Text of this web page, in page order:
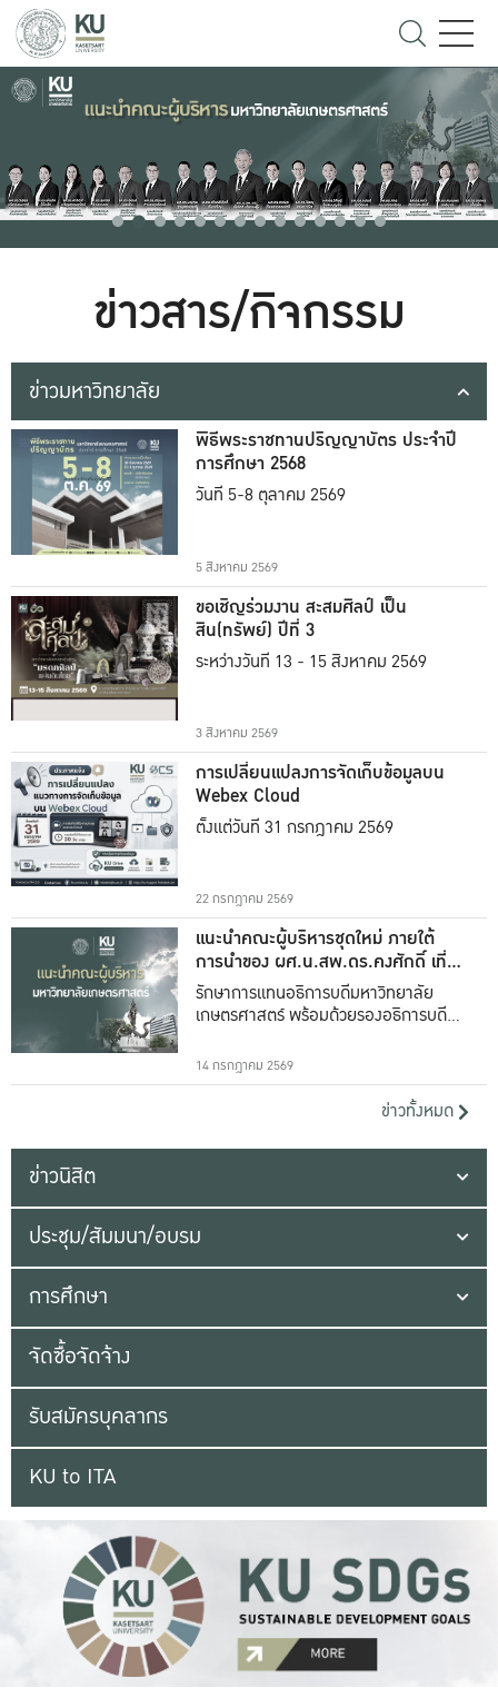
ข่าวสาร/กิจกรรม
ข่าวมหาวิทยาลัย
พิธีพระราชทานปริญญาบัตร ประจำปี
การศึกษา 2568
วันที่ 5-8 ตุลาคม 2569
5 สิงหาคม 2569
ขอเชิญร่วมงาน สะสมศิลป์ เป็น
สิน(ทรัพย์) ปีที่ 3
ระหว่างวันที่ 13 - 15 สิงหาคม 2569
3 สิงหาคม 2569
การเปลี่ยนแปลงการจัดเก็บข้อมูลบน
Webex Cloud
ตั้งแต่วันที่ 31 กรกฎาคม 2569
22 กรกฎาคม 2569
แนะนำคณะผู้บริหารชุดใหม่ ภายใต้
การนำของ ผศ.น.สพ.ดร.คงศักดิ์ เที่ยง
ธรรม
รักษาการแทนอธิการบดีมหาวิทยาลัย
เกษตรศาสตร์ พร้อมด้วยรองอธิการบดีทั้ง
14 กรกฎาคม 2569
ข่าวทั้งหมด
ข่าวนิสิต
ประชุม/สัมมนา/อบรม
การศึกษา
จัดซื้อจัดจ้าง
รับสมัครบุคลากร
KU to ITA